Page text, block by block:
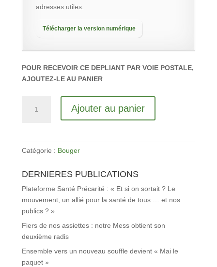
adresses utiles.
Télécharger la version numérique
POUR RECEVOIR CE DEPLIANT PAR VOIE POSTALE,
AJOUTEZ-LE AU PANIER
Ajouter au panier
Catégorie : Bouger
DERNIERES PUBLICATIONS
Plateforme Santé Précarité : « Et si on sortait ? Le
mouvement, un allié pour la santé de tous … et nos
publics ? »
Fiers de nos assiettes : notre Mess obtient son
deuxième radis
Ensemble vers un nouveau souffle devient « Mai le
paquet »